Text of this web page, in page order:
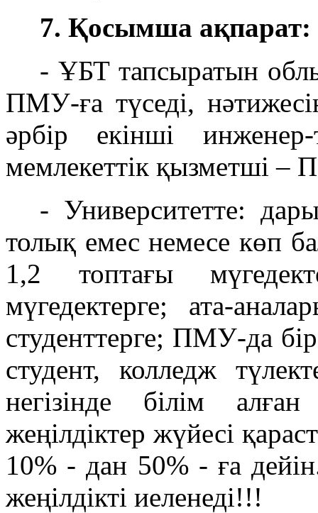
7. Қосымша ақпарат:
- ҰБТ тапсыратын
ПМУ-ға түседі,
әрбір екінші
мемлекеттік қызметші –
- Университетте:
толық емес немесе көп
1,2 топтағы
мүгедектерге; ата-
студенттерге; ПМУ-да
студент, колледж
негізінде білім
жеңілдіктер жүйесі
10% - дан 50% - ға
жеңілдікті иеленеді!!!